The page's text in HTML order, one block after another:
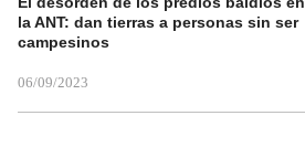
la ANT: dan tierras a personas sin ser
campesinos
06/09/2023